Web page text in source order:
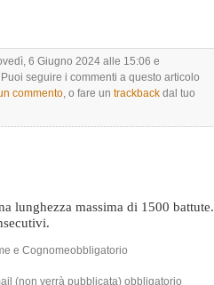
6 Giugno 2024 alle 15:06 e
Puoi seguire i commenti a questo articolo
commento, o fare un trackback dal tuo
lunghezza massima di 1500 battute.
e Cognomeobbligatorio
(non verrà pubblicata) obbligatorio